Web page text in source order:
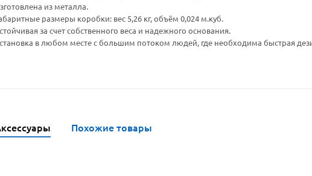
из металла.
размеры коробки: вес 5,26 кг, объём 0,024 м.куб.
за счет собственного веса и надежного основания.
в любом месте с большим потоком людей, где необходима быстрая
Похожие товары